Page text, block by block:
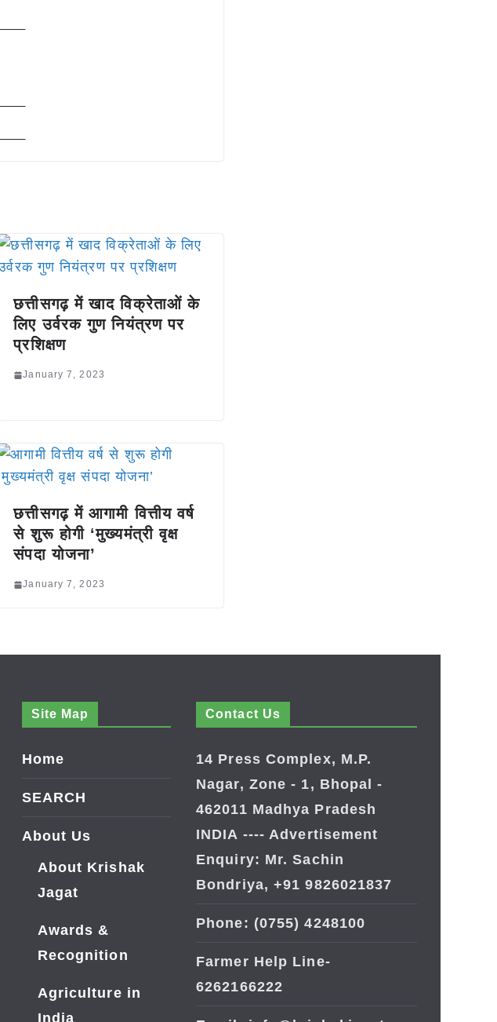
छत्तीसगढ़ में खाद विक्रेताओं के
लिए उर्वरक गुण नियंत्रण पर
प्रशिक्षण
January 7, 2023
छत्तीसगढ़ में आगामी वित्तीय वर्ष
से शुरू होगी ‘मुख्यमंत्री वृक्ष
संपदा योजना’
January 7, 2023
Site Map
Home
SEARCH
About Us
About Krishak
Jagat
Awards &
Recognition
Agriculture in
India
Contact Us
14 Press Complex, M.P.
Nagar, Zone - 1, Bhopal -
462011 Madhya Pradesh
INDIA ---- Advertisement
Enquiry: Mr. Sachin
Bondriya, +91 9826021837
Phone: (0755) 4248100
Farmer Help Line-
6262166222